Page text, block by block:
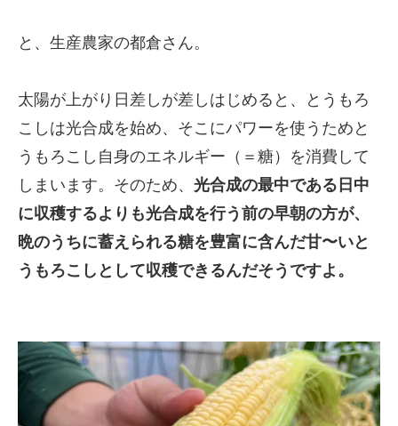
と、生産農家の都倉さん。
太陽が上がり日差しが差しはじめると、とうもろ
こしは光合成を始め、そこにパワーを使うためと
うもろこし自身のエネルギー（＝糖）を消費して
しまいます。そのため、 光合成の最中である日中
に収穫するよりも光合成を行う前の早朝の方が、
晩のうちに蓄えられる糖を豊富に含んだ甘〜いと
うもろこしとして収穫できるんだそうですよ。